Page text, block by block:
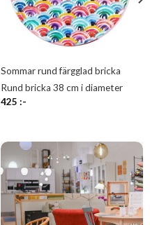
Sommar rund färgglad bricka
Rund bricka 38 cm i diameter
425 :-